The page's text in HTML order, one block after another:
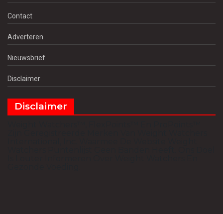
Contact
Adverteren
Nieuwsbrief
Disclaimer
Disclaimer